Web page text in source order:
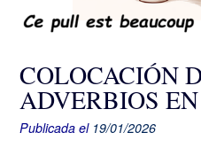
COLOCACIÓN
ADVERBIOS
Publicada el 19/01/2026